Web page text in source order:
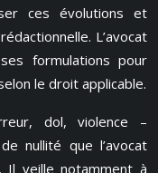
ces évolutions et
L’avocat
formulations pour
le droit applicable.
dol, violence –
nullité que l’avocat
Il veille notamment à